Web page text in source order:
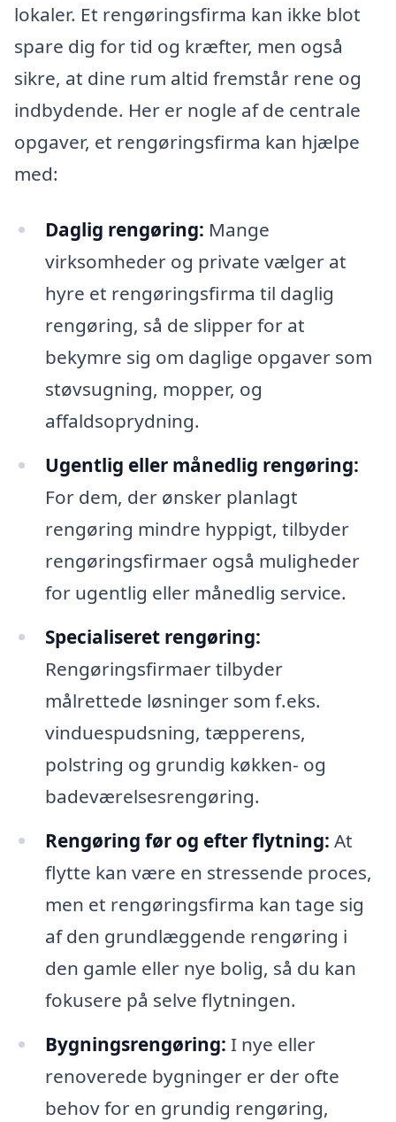
lokaler. Et rengøringsfirma kan ikke blot
spare dig for tid og kræfter, men også
sikre, at dine rum altid fremstår rene og
indbydende. Her er nogle af de centrale
opgaver, et rengøringsfirma kan hjælpe
med:
Daglig rengøring: Mange
virksomheder og private vælger at
hyre et rengøringsfirma til daglig
rengøring, så de slipper for at
bekymre sig om daglige opgaver som
støvsugning, mopper, og
affaldsoprydning.
Ugentlig eller månedlig rengøring:
For dem, der ønsker planlagt
rengøring mindre hyppigt, tilbyder
rengøringsfirmaer også muligheder
for ugentlig eller månedlig service.
Specialiseret rengøring:
Rengøringsfirmaer tilbyder
målrettede løsninger som f.eks.
vinduespudsning, tæpperens,
polstring og grundig køkken- og
badeværelsesrengøring.
Rengøring før og efter flytning: At
flytte kan være en stressende proces,
men et rengøringsfirma kan tage sig
af den grundlæggende rengøring i
den gamle eller nye bolig, så du kan
fokusere på selve flytningen.
Bygningsrengøring: I nye eller
renoverede bygninger er der ofte
behov for en grundig rengøring,